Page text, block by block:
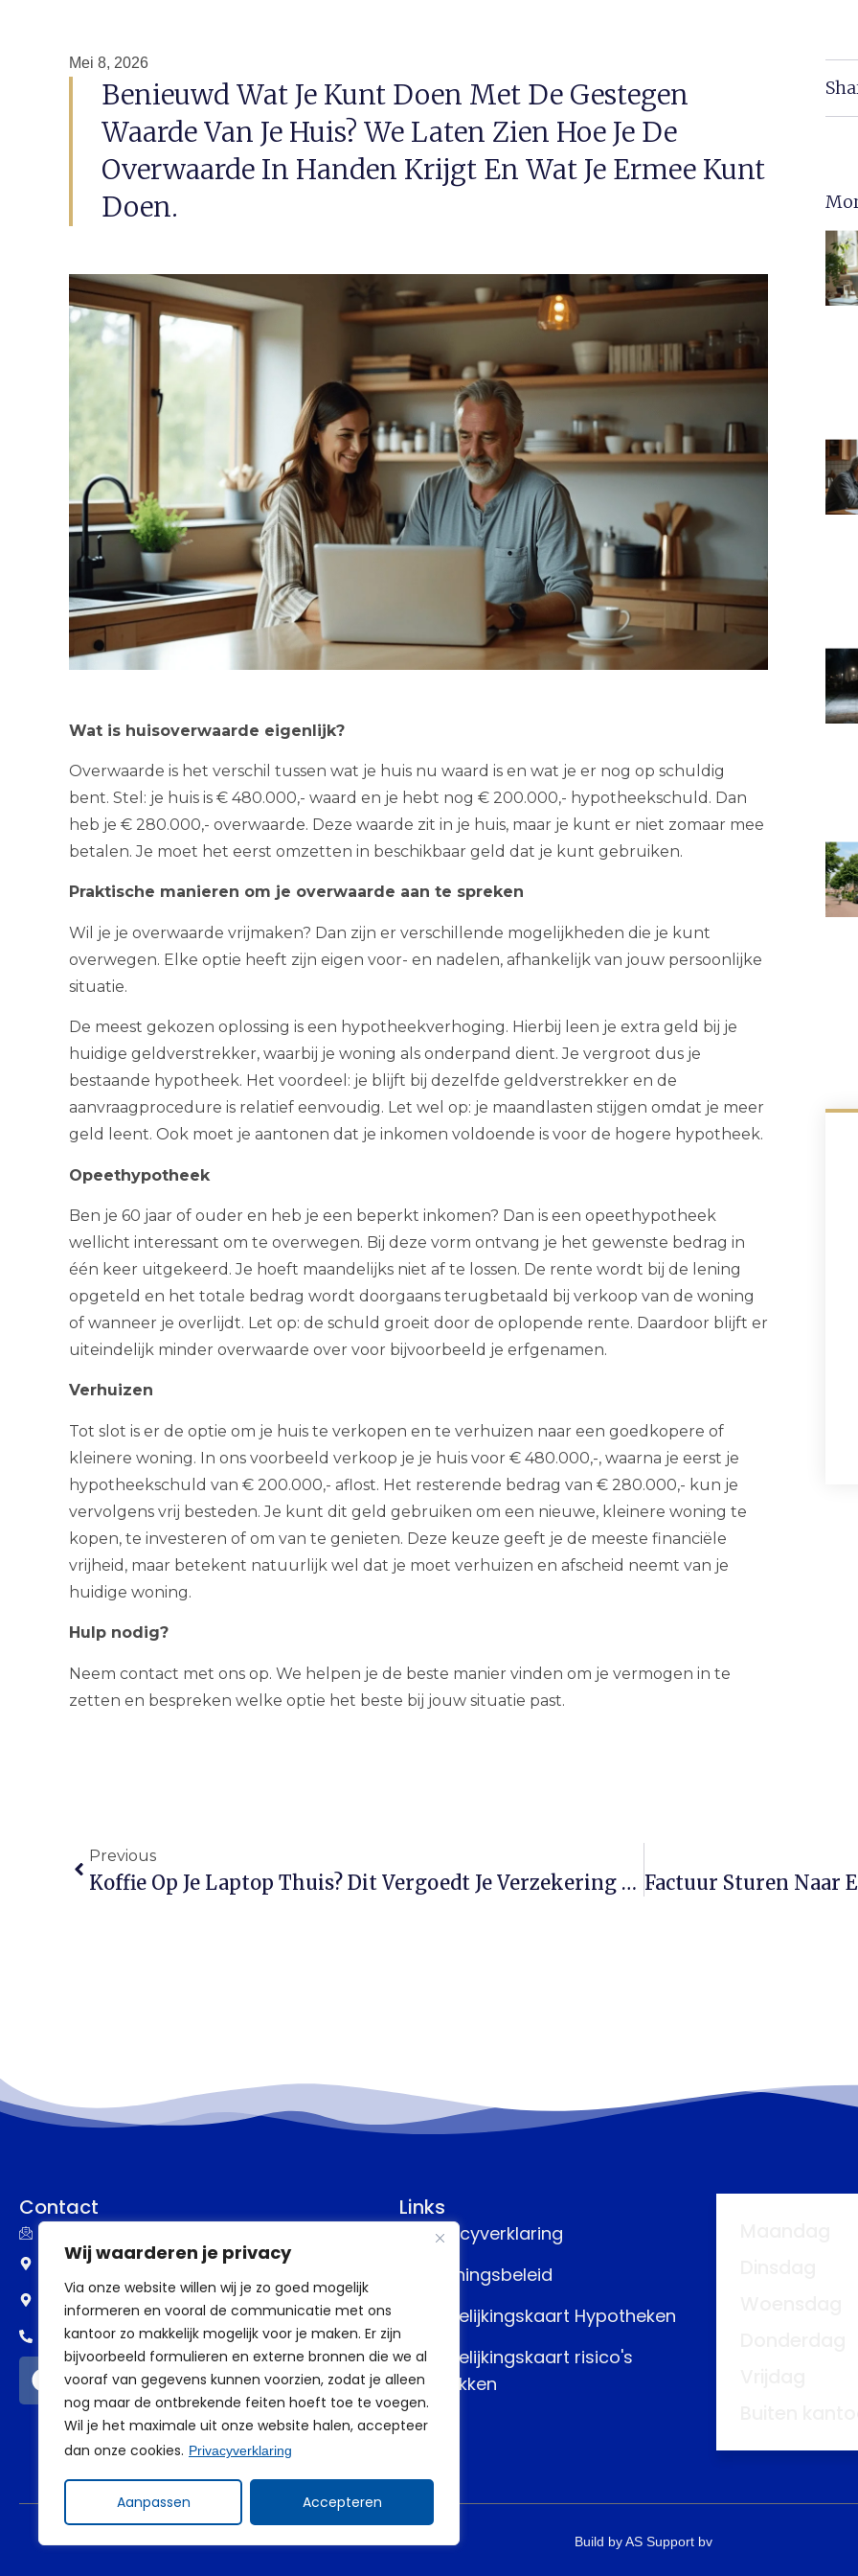
Wij waarderen je privacy
Via onze website willen wij je zo goed mogelijk
informeren en vooral de communicatie met ons
kantoor zo makkelijk mogelijk voor je maken. Er zijn
bijvoorbeeld formulieren en externe bronnen die we al
vooraf van gegevens kunnen voorzien, zodat je alleen
nog maar de ontbrekende feiten hoeft toe te voegen.
Wil je het maximale uit onze website halen, accepteer
dan onze cookies. Privacyverklaring
Aanpassen Accepteren
Mei 8, 2026
Benieuwd Wat Je Kunt Doen Met De Gestegen
Waarde Van Je Huis? We Laten Zien Hoe Je De
Overwaarde In Handen Krijgt En Wat Je Ermee Kunt
Doen.
Wat is huisoverwaarde eigenlijk?
Overwaarde is het verschil tussen wat je huis nu waard is en wat je er nog op schuldig
bent. Stel: je huis is € 480.000,- waard en je hebt nog € 200.000,- hypotheekschuld. Dan
heb je € 280.000,- overwaarde. Deze waarde zit in je huis, maar je kunt er niet zomaar mee
betalen. Je moet het eerst omzetten in beschikbaar geld dat je kunt gebruiken.
Praktische manieren om je overwaarde aan te spreken
Wil je je overwaarde vrijmaken? Dan zijn er verschillende mogelijkheden die je kunt
overwegen. Elke optie heeft zijn eigen voor- en nadelen, afhankelijk van jouw persoonlijke
situatie.
De meest gekozen oplossing is een hypotheekverhoging. Hierbij leen je extra geld bij je
huidige geldverstrekker, waarbij je woning als onderpand dient. Je vergroot dus je
bestaande hypotheek. Het voordeel: je blijft bij dezelfde geldverstrekker en de
aanvraagprocedure is relatief eenvoudig. Let wel op: je maandlasten stijgen omdat je meer
geld leent. Ook moet je aantonen dat je inkomen voldoende is voor de hogere hypotheek.
Opeethypotheek
Ben je 60 jaar of ouder en heb je een beperkt inkomen? Dan is een opeethypotheek
wellicht interessant om te overwegen. Bij deze vorm ontvang je het gewenste bedrag in
één keer uitgekeerd. Je hoeft maandelijks niet af te lossen. De rente wordt bij de lening
opgeteld en het totale bedrag wordt doorgaans terugbetaald bij verkoop van de woning
of wanneer je overlijdt. Let op: de schuld groeit door de oplopende rente. Daardoor blijft er
uiteindelijk minder overwaarde over voor bijvoorbeeld je erfgenamen.
Verhuizen
Tot slot is er de optie om je huis te verkopen en te verhuizen naar een goedkopere of
kleinere woning. In ons voorbeeld verkoop je je huis voor € 480.000,-, waarna je eerst je
hypotheekschuld van € 200.000,- aflost. Het resterende bedrag van € 280.000,- kun je
vervolgens vrij besteden. Je kunt dit geld gebruiken om een nieuwe, kleinere woning te
kopen, te investeren of om van te genieten. Deze keuze geeft je de meeste financiële
vrijheid, maar betekent natuurlijk wel dat je moet verhuizen en afscheid neemt van je
huidige woning.
Hulp nodig?
Neem contact met ons op. We helpen je de beste manier vinden om je vermogen in te
zetten en bespreken welke optie het beste bij jouw situatie past.
Previous
Koffie Op Je Laptop Thuis? Dit Vergoedt Je Verzekering Wel En Niet
Contact
Frankenstraat 77
6582 CW Heumen
0318 - 388 69 98
Links
Privacyverklaring
Beloningsbeleid
Vergelijkingskaart Hypotheken
Vergelijkingskaart risico's
afdekken
Build by AS Support bv